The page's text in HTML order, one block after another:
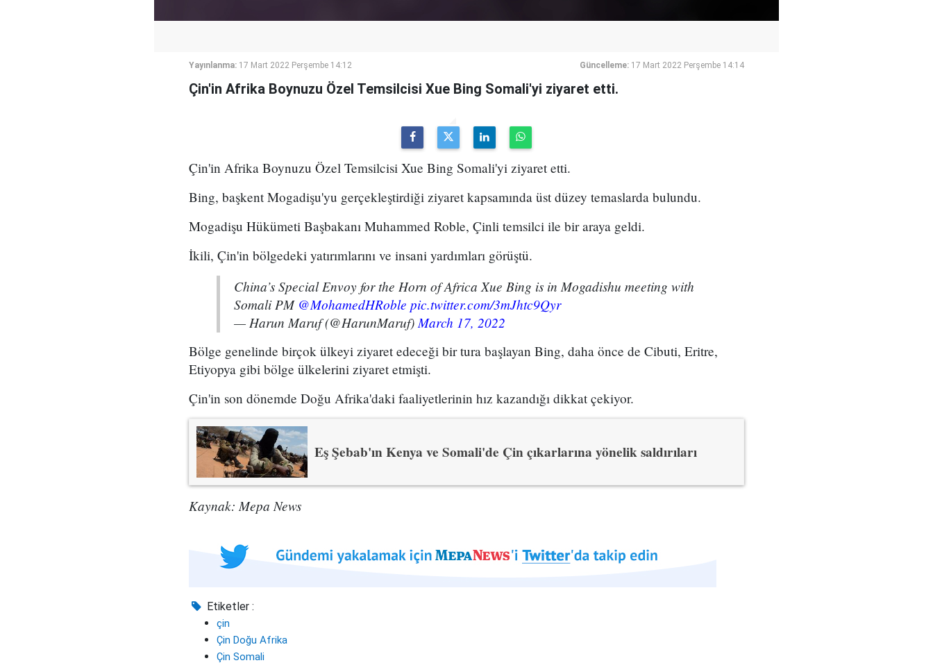
Yayınlanma: 17 Mart 2022 Perşembe 14:12 Güncelleme: 17 Mart 2022 Perşembe 14:14
Çin'in Afrika Boynuzu Özel Temsilcisi Xue Bing Somali'yi ziyaret etti.
Çin'in Afrika Boynuzu Özel Temsilcisi Xue Bing Somali'yi ziyaret etti.
Bing, başkent Mogadişu'yu gerçekleştirdiği ziyaret kapsamında üst düzey temaslarda bulundu.
Mogadişu Hükümeti Başbakanı Muhammed Roble, Çinli temsilci ile bir araya geldi.
İkili, Çin'in bölgedeki yatırımlarını ve insani yardımları görüştü.
China’s Special Envoy for the Horn of Africa Xue Bing is in Mogadishu meeting with
Somali PM @MohamedHRoble pic.twitter.com/3mJhtc9Qyr
— Harun Maruf (@HarunMaruf)March 17, 2022
Bölge genelinde birçok ülkeyi ziyaret edeceği bir tura başlayan Bing, daha önce de Cibuti, Eritre,
Etiyopya gibi bölge ülkelerini ziyaret etmişti.
Çin'in son dönemde Doğu Afrika'daki faaliyetlerinin hız kazandığı dikkat çekiyor.
Eş Şebab'ın Kenya ve Somali'de Çin çıkarlarına yönelik saldırıları
Kaynak: Mepa News
Etiketler :
çin
Çin Doğu Afrika
Çin Somali